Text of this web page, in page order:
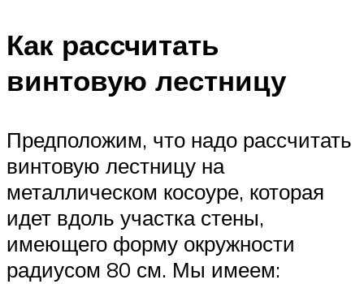
Как рассчитать
винтовую лестницу
Предположим, что надо рассчитать
винтовую лестницу на
металлическом косоуре, которая
идет вдоль участка стены,
имеющего форму окружности
радиусом 80 см. Мы имеем: